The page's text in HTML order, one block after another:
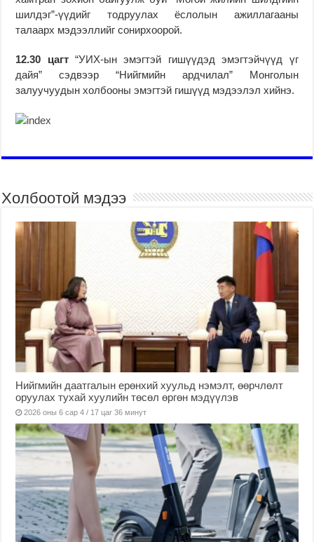
шилдэг”-үүдийг тодруулах ёслолын ажиллагааны
талаарх мэдээллийг сонирхоорой.
12.30 цагт“УИХ-ын эмэгтэй гишүүдэд эмэгтэйчүүд үг
дайя” сэдвээр “Нийгмийн ардчилал” Монголын
залуучуудын холбооны эмэгтэй гишүүд мэдээлэл хийнэ.
Холбоотой мэдээ
Нийгмийн даатгалын ерөнхий хуульд нэмэлт, өөрчлөлт
оруулах тухай хуулийн төсөл өргөн мэдүүлэв
2026 оны 6 сар 4 / 17 цаг 36 минут